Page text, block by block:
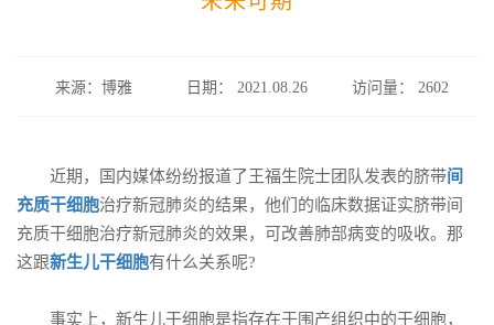
来源：博雅 日期： 2021.08.26 访问量：2602
近期，国内媒体纷纷报道了王福生院士团队发表的脐带间
充质干细胞治疗新冠肺炎的结果，他们的临床数据证实脐带间
充质干细胞治疗新冠肺炎的效果，可改善肺部病变的吸收。那
这跟新生儿干细胞有什么关系呢?
事实上，新生儿干细胞是指存在于围产组织中的干细胞，